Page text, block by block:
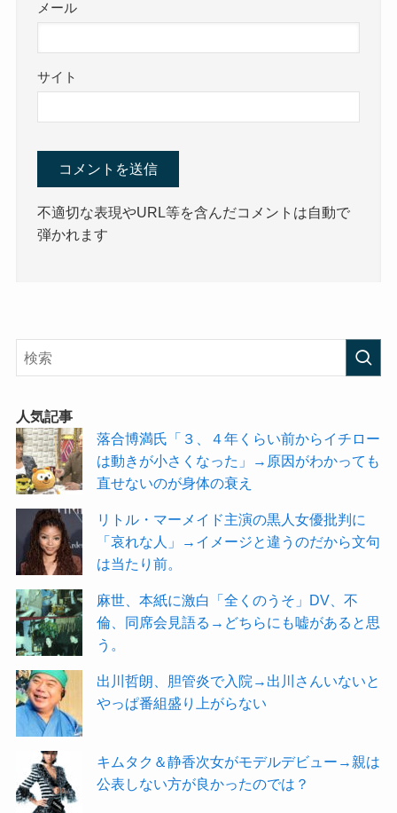
メール
サイト
不適切な表現やURL等を含んだコメントは自動で
弾かれます
人気記事
落合博満氏「３、４年くらい前からイチロー
は動きが小さくなった」→原因がわかっても
直せないのが身体の衰え
リトル・マーメイド主演の黒人女優批判に
「哀れな人」→イメージと違うのだから文句
は当たり前。
麻世、本紙に激白「全くのうそ」DV、不
倫、同席会見語る→どちらにも嘘があると思
う。
出川哲朗、胆管炎で入院→出川さんいないと
やっぱ番組盛り上がらない
キムタク＆静香次女がモデルデビュー→親は
公表しない方が良かったのでは？